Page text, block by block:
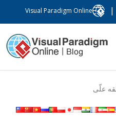
Visual Paradigm Online
علّی